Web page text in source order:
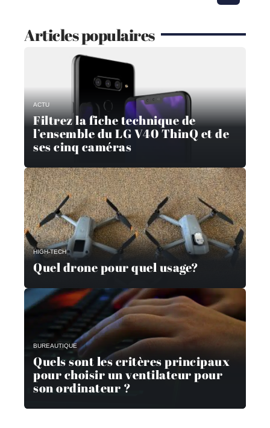
Articles populaires
ACTU
Filtrez la fiche technique de
l’ensemble du LG V40 ThinQ et de
ses cinq caméras
HIGH-TECH
Quel drone pour quel usage?
BUREAUTIQUE
Quels sont les critères principaux
pour choisir un ventilateur pour
son ordinateur ?